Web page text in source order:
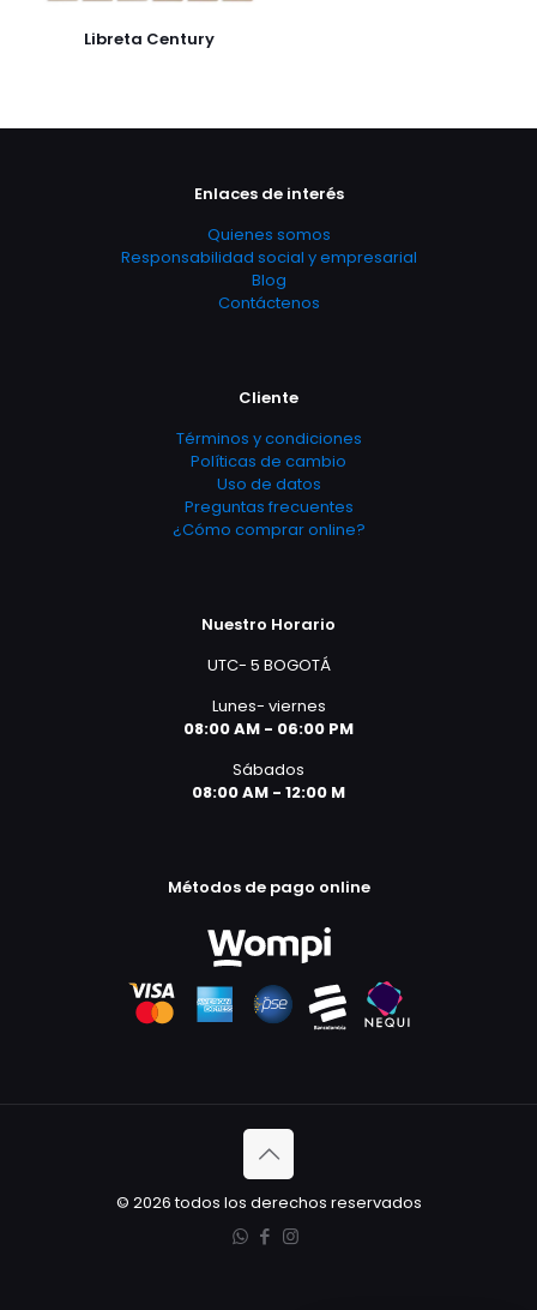
Libreta Century
Enlaces de interés
Quienes somos
Responsabilidad social y empresarial
Blog
Contáctenos
Cliente
Términos y condiciones
Políticas de cambio
Uso de datos
Preguntas frecuentes
¿Cómo comprar online?
Nuestro Horario
UTC- 5 BOGOTÁ
Lunes- viernes
08:00 AM - 06:00 PM
Sábados
08:00 AM - 12:00 M
Métodos de pago online
© 2026 todos los derechos reservados